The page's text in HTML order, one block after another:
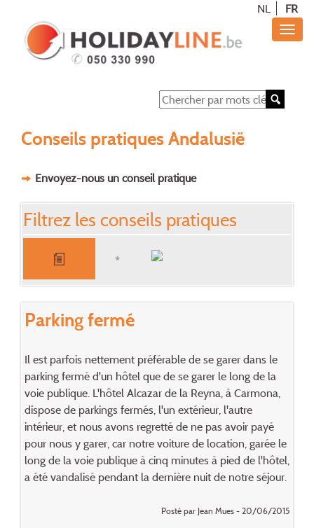
NL FR
Conseils pratiques Andalusië
Envoyez-nous un conseil pratique
Filtrez les conseils pratiques
Parking fermé
Il est parfois nettement préférable de se garer dans le
parking fermé d'un hôtel que de se garer le long de la
voie publique. L'hôtel Alcazar de la Reyna, à Carmona,
dispose de parkings fermés, l'un extérieur, l'autre
intérieur, et nous avons regretté de ne pas avoir payé
pour nous y garer, car notre voiture de location, garée le
long de la voie publique à cinq minutes à pied de l'hôtel,
a été vandalisé pendant la dernière nuit de notre séjour.
Posté par Jean Mues - 20/06/2015